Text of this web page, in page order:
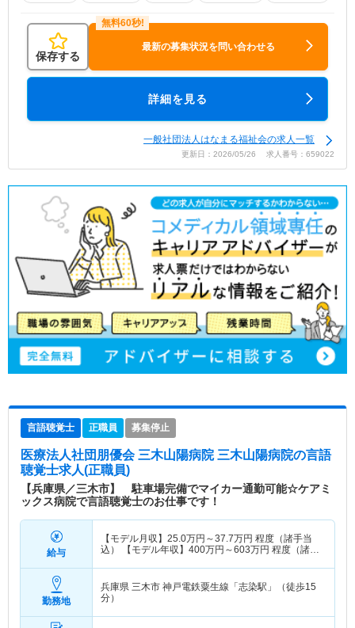
保存する
最新の募集状況を問い合わせる
詳細を見る
一般社団法人はなまる福祉会の求人一覧
更新日：2026/05/26 求人番号：659022
言語聴覚士 正職員 募集停止
医療法人社団朋優会 三木山陽病院 三木山陽病院の言語
聴覚士求人(正職員)
【兵庫県／三木市】 駐車場完備でマイカー通勤可能☆ケアミ
ックス病院で言語聴覚士のお仕事です！
給与
【モデル月収】 25.0万円～37.7万円 程度（諸手当
込） 【モデル年収】 400万円～603万円 程度（諸手
勤務地
兵庫県 三木市 神戸電鉄粟生線「志染駅」（徒歩15
分）